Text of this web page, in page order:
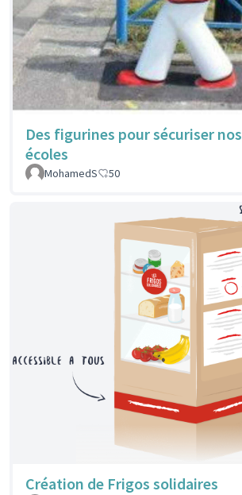
Des figurines pour sécuriser nos
écoles
MohamedS 50
Création de Frigos solidaires